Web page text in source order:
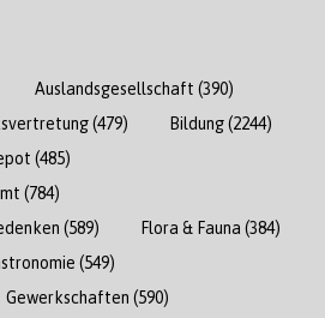
Auslandsgesellschaft (390)
(479) Bildung(2244)
(485)
(784)
(589) Flora & Fauna (384)
(549)
Gewerkschaften (590)